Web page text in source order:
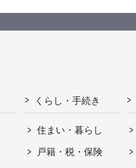
くらし・手続き
住まい・暮らし
戸籍・税・保険